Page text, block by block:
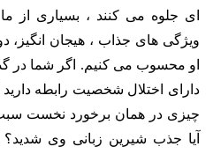
ای جلوه می کنند ، بسیاری از
ویژگی های جذاب ، هیجان
او محسوب می کنیم. اگر شما در
دارای اختلال شخصیت رابطه دارید
چیزی در همان برخورد نخست
آیا جذب شیرین زبانی وی شدید؟